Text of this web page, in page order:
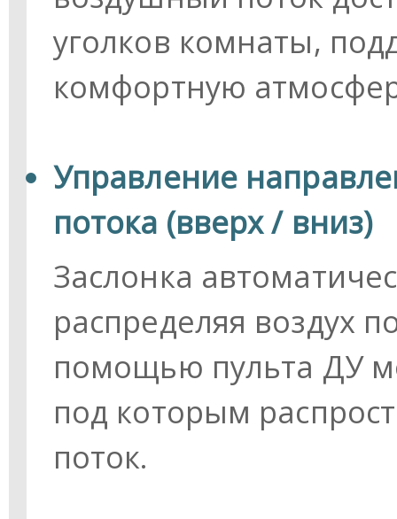
уголков комнаты,
комфортную
Управление
потока (вверх / вниз)
Заслонка
распределяя воздух
помощью пульта ДУ
под которым
поток.